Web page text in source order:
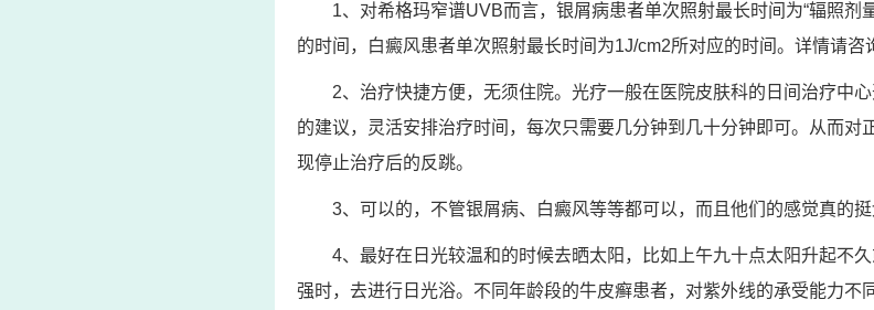
1、对希格玛窄谱UVB而言，银屑病患者单次照射最长时间为“辐照剂
的时间，白癜风患者单次照射最长时间为1J/cm2所对应的时间。详情请咨
2、治疗快捷方便，无须住院。光疗一般在医院皮肤科的日间治疗中
的建议，灵活安排治疗时间，每次只需要几分钟到几十分钟即可。从而对
现停止治疗后的反跳。
3、可以的，不管银屑病、白癜风等等都可以，而且他们的感觉真的挺
4、最好在日光较温和的时候去晒太阳，比如上午九十点太阳升起不
强时，去进行日光浴。不同年龄段的牛皮癣患者，对紫外线的承受能力不